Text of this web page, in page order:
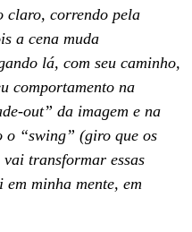
claro, correndo pela
a cena muda
lá, com seu caminho,
comportamento na
out” da imagem e na
o “swing” (giro que os
transformar essas
minha mente, em